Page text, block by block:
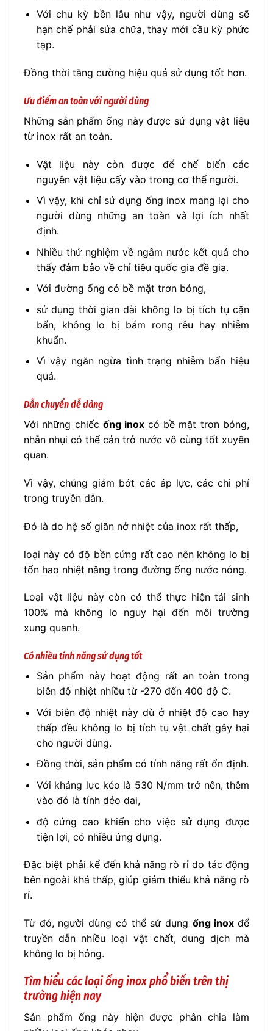
Với chu kỳ bền lâu như vậy, người dùng sẽ
hạn chế phải sửa chữa, thay mới cầu kỳ phức
tạp.
Đồng thời tăng cường hiệu quả sử dụng tốt hơn.
Ưu điểm an toàn với người dùng
Những sản phẩm ống này được sử dụng vật liệu
từ inox rất an toàn.
Vật liệu này còn được để chế biến các
nguyên vật liệu cấy vào trong cơ thể người.
Vì vậy, khi chỉ sử dụng ống inox mang lại cho
người dùng những an toàn và lợi ích nhất
định.
Nhiều thử nghiệm về ngâm nước kết quả cho
thấy đảm bảo về chỉ tiêu quốc gia đề gia.
Với đường ống có bề mặt trơn bóng,
sử dụng thời gian dài không lo bị tích tụ cặn
bẩn, không lo bị bám rong rêu hay nhiễm
khuẩn.
Vì vậy ngăn ngừa tình trạng nhiễm bẩn hiệu
quả.
Dẫn chuyển dễ dàng
Với những chiếc ống inox có bề mặt trơn bóng,
nhẵn nhụi có thể cản trở nước vô cùng tốt xuyên
quan.
Vì vậy, chúng giảm bớt các áp lực, các chi phí
trong truyền dẫn.
Đó là do hệ số giãn nở nhiệt của inox rất thấp,
loại này có độ bền cứng rất cao nên không lo bị
tổn hao nhiệt năng trong đường ống nước nóng.
Loại vật liệu này còn có thể thực hiện tái sinh
100% mà không lo nguy hại đến môi trường
xung quanh.
Có nhiều tính năng sử dụng tốt
Sản phẩm này hoạt động rất an toàn trong
biên độ nhiệt nhiều từ -270 đến 400 độ C.
Với biên độ nhiệt này dù ở nhiệt độ cao hay
thấp đều không lo bị tích tụ vật chất gây hại
cho người dùng.
Đồng thời, sản phẩm có tính năng rất ổn định.
Với kháng lực kéo là 530 N/mm trở nên, thêm
vào đó là tính dẻo dai,
độ cứng cao khiến cho việc sử dụng được
tiện lợi, có nhiều ứng dụng.
Đặc biệt phải kể đến khả năng rò rỉ do tác động
bên ngoài khá thấp, giúp giảm thiểu khả năng rò
rỉ.
Từ đó, người dùng có thể sử dụng ống inoxđể
truyền dẫn nhiều loại vật chất, dung dịch mà
không lo bị hỏng.
Tìm hiểu các loại ống inox phổ biến trên thị
trường hiện nay
Sản phẩm ống này hiện được phân chia làm